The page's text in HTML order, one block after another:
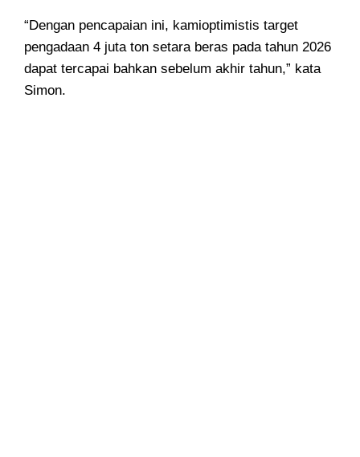
“Dengan pencapaian ini, kamioptimistis target
pengadaan 4 juta ton setara beras pada tahun 2026
dapat tercapai bahkan sebelum akhir tahun,” kata
Simon.